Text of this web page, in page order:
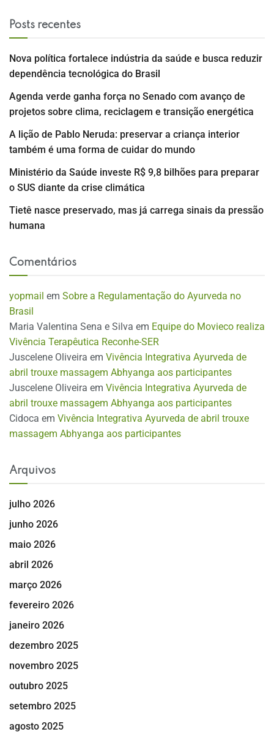
Posts recentes
Nova política fortalece indústria da saúde e busca reduzir
dependência tecnológica do Brasil
Agenda verde ganha força no Senado com avanço de
projetos sobre clima, reciclagem e transição energética
A lição de Pablo Neruda: preservar a criança interior
também é uma forma de cuidar do mundo
Ministério da Saúde investe R$ 9,8 bilhões para preparar
o SUS diante da crise climática
Tietê nasce preservado, mas já carrega sinais da pressão
humana
Comentários
yopmail em Sobre a Regulamentação do Ayurveda no
Brasil
Maria Valentina Sena e Silva em Equipe do Movieco realiza
Vivência Terapêutica Reconhe-SER
Juscelene Oliveira em Vivência Integrativa Ayurveda de
abril trouxe massagem Abhyanga aos participantes
Juscelene Oliveira em Vivência Integrativa Ayurveda de
abril trouxe massagem Abhyanga aos participantes
Cidoca em Vivência Integrativa Ayurveda de abril trouxe
massagem Abhyanga aos participantes
Arquivos
julho 2026
junho 2026
maio 2026
abril 2026
março 2026
fevereiro 2026
janeiro 2026
dezembro 2025
novembro 2025
outubro 2025
setembro 2025
agosto 2025